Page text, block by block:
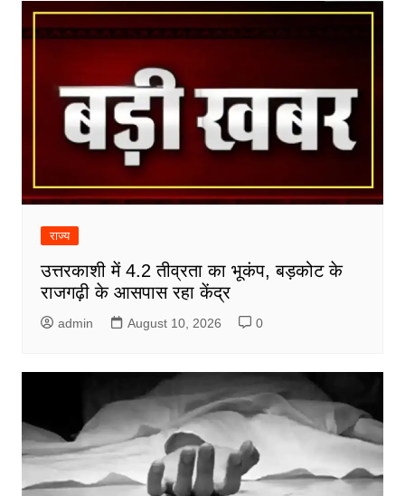
राज्य
उत्तरकाशी में 4.2 तीव्रता का भूकंप, बड़कोट के
राजगढ़ी के आसपास रहा केंद्र
admin August 10, 2026 0